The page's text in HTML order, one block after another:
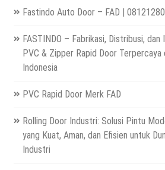
Fastindo Auto Door – FAD |
FASTINDO – Fabrikasi, Distribusi, dan
PVC & Zipper Rapid Door Terpercaya
Indonesia
PVC Rapid Door Merk FAD
Rolling Door Industri: Solusi Pintu
yang Kuat, Aman, dan Efisien untuk
Industri